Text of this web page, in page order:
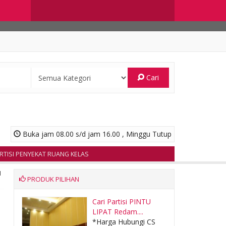
Cari
Buka jam 08.00 s/d jam 16.00 , Minggu Tutup
PENYEKAT RUANG KELAS
PRODUK PILIHAN
Cari Partisi PINTU
LIPAT Redam....
*Harga Hubungi CS